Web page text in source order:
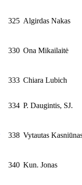
325 Algirdas Nakas
330 Ona Mikailaitė
333 Chiara Lubich
334 P. Daugintis, SJ.
338 Vytautas
340 Kun. Jonas